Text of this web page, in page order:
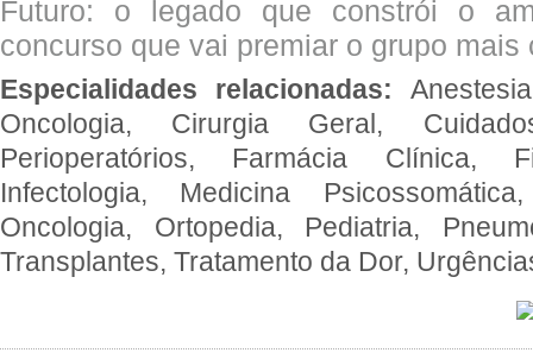
Futuro: o legado que constrói o
concurso que vai premiar o grupo mais
Especialidades relacionadas:
Oncologia, Cirurgia Geral,
Perioperatórios, Farmácia Clínica,
Infectologia, Medicina
Oncologia, Ortopedia, Pediatria,
Transplantes, Tratamento da Dor,